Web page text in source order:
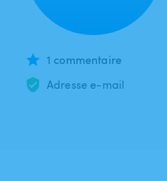
1 commentaire
Adresse e-mail